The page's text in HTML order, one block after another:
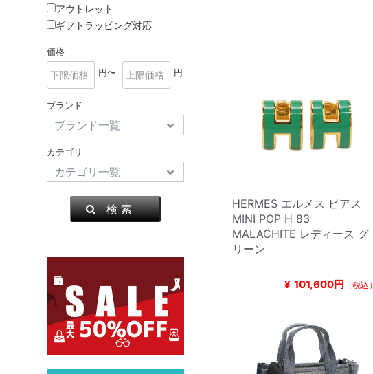
アウトレット
ギフトラッピング対応
価格
円〜
円
ブランド
カテゴリ
検 索
HERMES エルメス ピアス
MINI POP H 83
MALACHITE レディース グ
リーン
¥ 101,600円 （税込）